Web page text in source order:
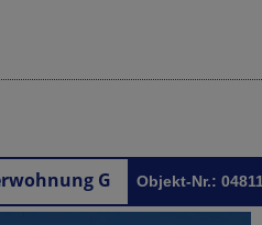
Objekt-Nr.: